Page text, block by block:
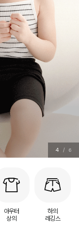
5 / 6
아우터
상의
하의
레깅스